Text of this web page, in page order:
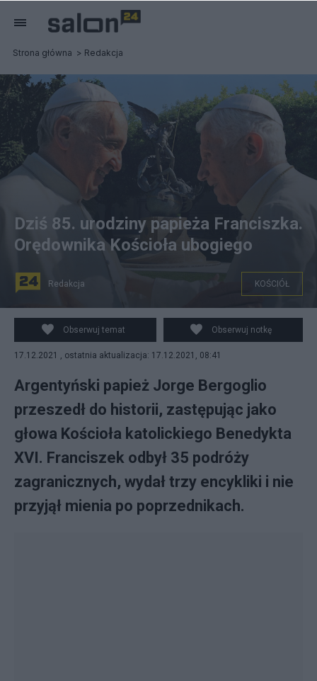
Strona główna Redakcja
Papież Franciszek (po lewej) i Benedykt XVI. Fot.
Wikipedia
Dziś 85. urodziny papieża Franciszka.
Orędownika Kościoła ubogiego
Redakcja KOŚCIÓŁ
Obserwuj temat Obserwuj notkę
17.12.2021 , ostatnia aktualizacja: 17.12.2021, 08:41
Argentyński papież Jorge Bergoglio
przeszedł do historii, zastępując jako
głowa Kościoła katolickiego Benedykta
XVI. Franciszek odbył 35 podróży
zagranicznych, wydał trzy encykliki i nie
przyjął mienia po poprzednikach.